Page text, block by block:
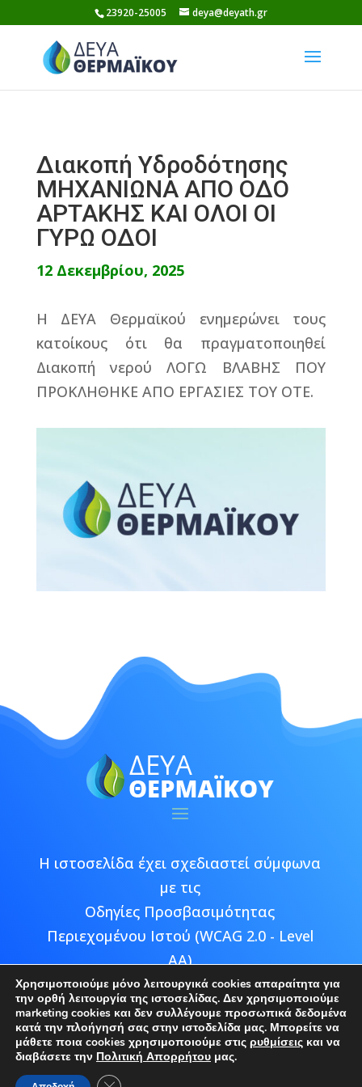
to
content
23920-25005 deya@deyath.gr
Διακοπή Υδροδότησης
ΜΗΧΑΝΙΩΝΑ ΑΠΟ ΟΔΟ
ΑΡΤΑΚΗΣ ΚΑΙ ΟΛΟΙ ΟΙ
ΓΥΡΩ ΟΔΟΙ
12 Δεκεμβρίου, 2025
Η ΔΕΥΑ Θερμαϊκού ενημερώνει τους
κατοίκους ότι θα πραγματοποιηθεί
Διακοπή νερού ΛΟΓΩ ΒΛΑΒΗΣ ΠΟΥ
ΠΡΟΚΛΗΘΗΚΕ ΑΠΟ ΕΡΓΑΣΙΕΣ ΤΟΥ ΟΤΕ.
Η ιστοσελίδα έχει σχεδιαστεί σύμφωνα
με τις
Οδηγίες Προσβασιμότητας
Περιεχομένου Ιστού (WCAG 2.0 - Level
AA)
Copyright © 2026 ΔΕΥΑ Θερμαϊκού |
Developed by
Χρησιμοποιούμε μόνο λειτουργικά cookies απαραίτητα για
την ορθή λειτουργία της ιστοσελίδας. Δεν χρησιμοποιούμε
marketing cookies και δεν συλλέγουμε προσωπικά δεδομένα
κατά την πλοήγησή σας στην ιστοδελίδα μας. Μπορείτε να
μάθετε ποια cookies χρησιμοποιούμε στις ρυθμίσεις και να
διαβάσετε την Πολιτική Απορρήτου μας.
Κλείσιμο του Cookie banner για το GDPR